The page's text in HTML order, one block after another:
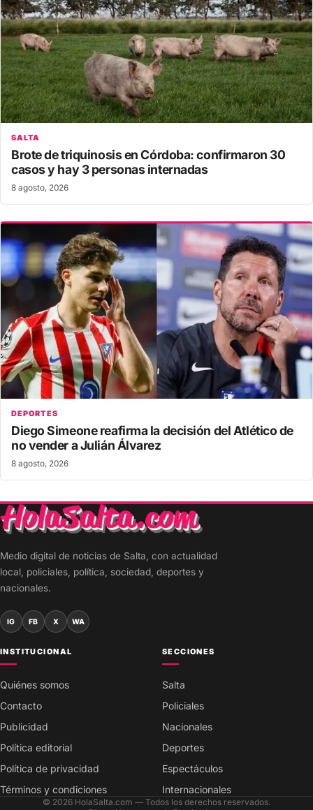
SALTA
Brote de triquinosis en Córdoba: confirmaron 30
casos y hay 3 personas internadas
8 agosto, 2026
DEPORTES
Diego Simeone reafirma la decisión del Atlético de
no vender a Julián Álvarez
8 agosto, 2026
Medio digital de noticias de Salta, con actualidad
local, policiales, política, sociedad, deportes y
nacionales.
IG FB X WA
INSTITUCIONAL
Quiénes somos
Contacto
Publicidad
Política editorial
Política de privacidad
Términos y condiciones
SECCIONES
Salta
Policiales
Nacionales
Deportes
Espectáculos
Internacionales
© 2026 HolaSalta.com — Todos los derechos reservados.